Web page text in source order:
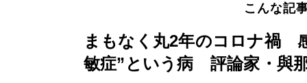
こんな記
まもなく丸2年のコロナ禍
敏症”という病 評論家・與